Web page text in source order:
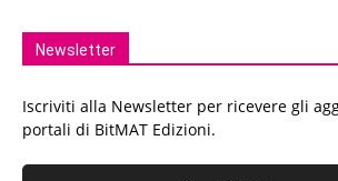
Newsletter
Iscriviti alla Newsletter per ricevere gli
portali di BitMAT Edizioni.